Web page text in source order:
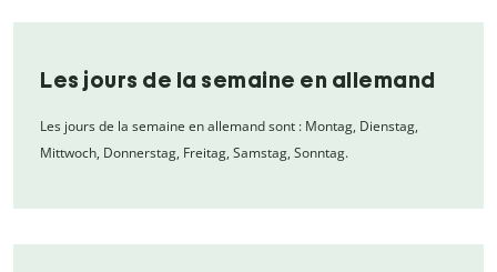
Les jours de la semaine en allemand
Les jours de la semaine en allemand sont : Montag, Dienstag,
Mittwoch, Donnerstag, Freitag, Samstag, Sonntag.